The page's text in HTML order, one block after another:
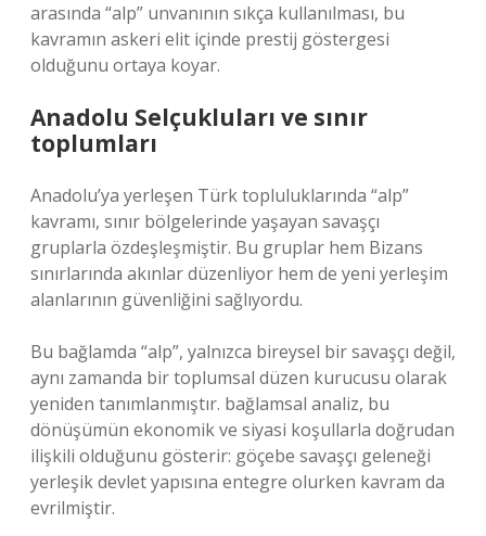
arasında “alp” unvanının sıkça kullanılması, bu
kavramın askeri elit içinde prestij göstergesi
olduğunu ortaya koyar.
Anadolu Selçukluları ve sınır
toplumları
Anadolu’ya yerleşen Türk topluluklarında “alp”
kavramı, sınır bölgelerinde yaşayan savaşçı
gruplarla özdeşleşmiştir. Bu gruplar hem Bizans
sınırlarında akınlar düzenliyor hem de yeni yerleşim
alanlarının güvenliğini sağlıyordu.
Bu bağlamda “alp”, yalnızca bireysel bir savaşçı değil,
aynı zamanda bir toplumsal düzen kurucusu olarak
yeniden tanımlanmıştır. bağlamsal analiz, bu
dönüşümün ekonomik ve siyasi koşullarla doğrudan
ilişkili olduğunu gösterir: göçebe savaşçı geleneği
yerleşik devlet yapısına entegre olurken kavram da
evrilmiştir.